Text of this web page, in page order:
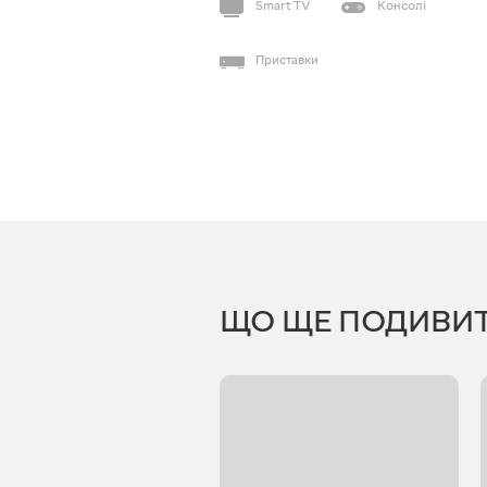
Smart TV Консолі
Приставки
ЩО ЩЕ